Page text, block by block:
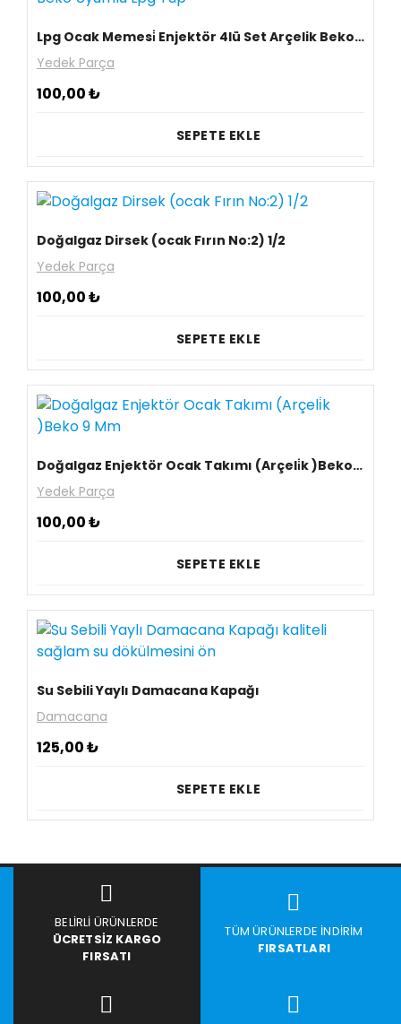
Lpg Ocak Memesi̇ Enjektör 4lü Set Arçelik Beko Uyumlu Lpg Tüp
Yedek Parça
100,00₺
SEPETE EKLE
Doğalgaz Dirsek (ocak Fırın No:2) 1/2
Yedek Parça
100,00₺
SEPETE EKLE
Doğalgaz Enjektör Ocak Takımı (Arçeli̇k )Beko 9 Mm
Yedek Parça
100,00₺
SEPETE EKLE
Su Sebili Yaylı Damacana Kapağı
Damacana
125,00₺
SEPETE EKLE
BELIRLI ÜRÜNLERDE
ÜCRETSIZ KARGO
FIRSATI
TÜM ÜRÜNLERDE İNDIRIM
FIRSATLARI